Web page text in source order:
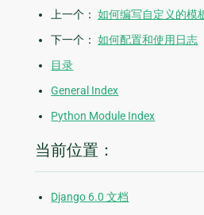
上一个：如何编写自定义的模
下一个：如何配置和使用日志
目录
General Index
Python Module Index
当前位置：
Django 6.0 文档